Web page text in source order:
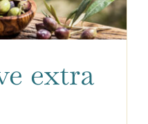
extra